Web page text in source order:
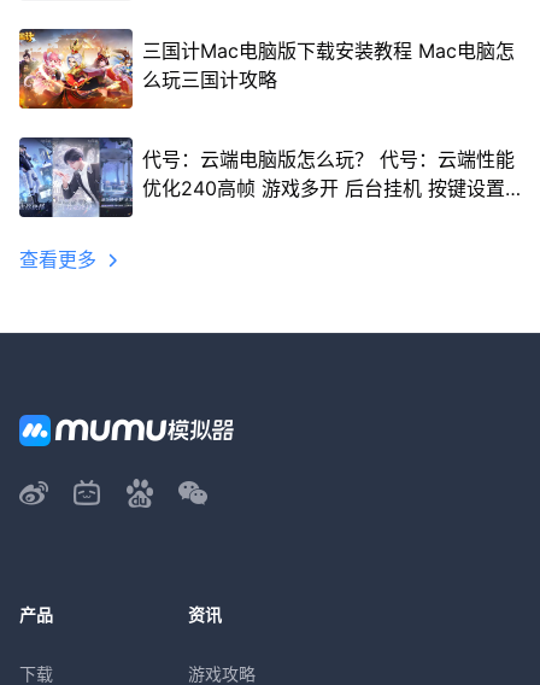
三国计Mac电脑版下载安装教程 Mac电脑怎
么玩三国计攻略
代号：云端电脑版怎么玩？ 代号：云端性能
优化240高帧 游戏多开 后台挂机 按键设置
查看更多
产品
下载
资讯
游戏攻略